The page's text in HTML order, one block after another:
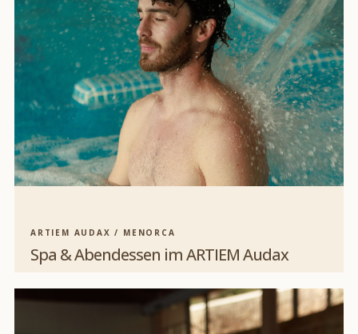
ARTIEM AUDAX / MENORCA
Spa & Abendessen im ARTIEM Audax